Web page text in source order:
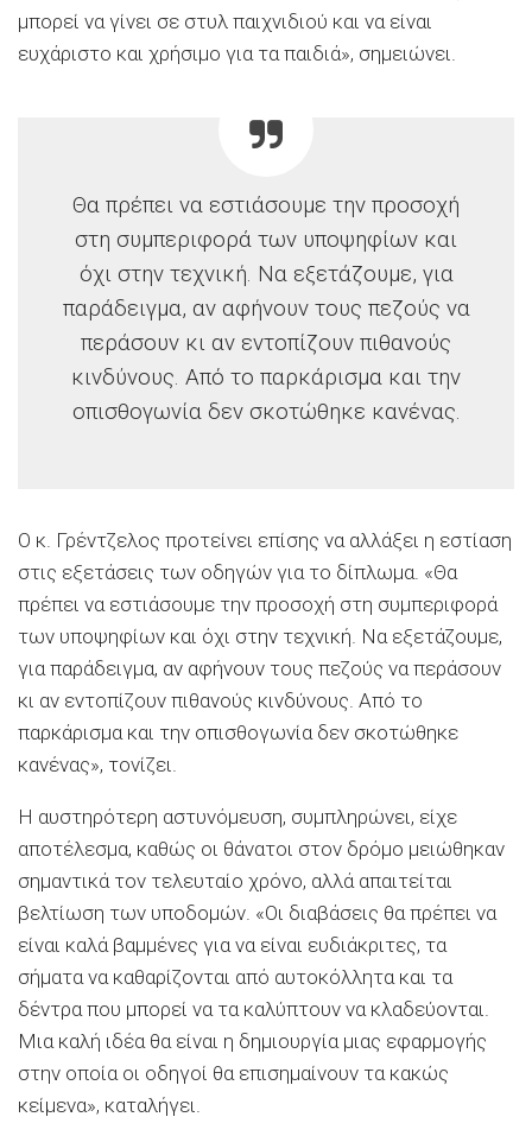
μπορεί να γίνει σε στυλ παιχνιδιού και να είναι
ευχάριστο και χρήσιμο για τα παιδιά», σημειώνει.
Θα πρέπει να εστιάσουμε την προσοχή
στη συμπεριφορά των υποψηφίων και
όχι στην τεχνική. Να εξετάζουμε, για
παράδειγμα, αν αφήνουν τους πεζούς να
περάσουν κι αν εντοπίζουν πιθανούς
κινδύνους. Από το παρκάρισμα και την
οπισθογωνία δεν σκοτώθηκε κανένας.
Ο κ. Γρέντζελος προτείνει επίσης να αλλάξει η εστίαση
στις εξετάσεις των οδηγών για το δίπλωμα. «Θα
πρέπει να εστιάσουμε την προσοχή στη συμπεριφορά
των υποψηφίων και όχι στην τεχνική. Να εξετάζουμε,
για παράδειγμα, αν αφήνουν τους πεζούς να περάσουν
κι αν εντοπίζουν πιθανούς κινδύνους. Από το
παρκάρισμα και την οπισθογωνία δεν σκοτώθηκε
κανένας», τονίζει.
Η αυστηρότερη αστυνόμευση, συμπληρώνει, είχε
αποτέλεσμα, καθώς οι θάνατοι στον δρόμο μειώθηκαν
σημαντικά τον τελευταίο χρόνο, αλλά απαιτείται
βελτίωση των υποδομών. «Οι διαβάσεις θα πρέπει να
είναι καλά βαμμένες για να είναι ευδιάκριτες, τα
σήματα να καθαρίζονται από αυτοκόλλητα και τα
δέντρα που μπορεί να τα καλύπτουν να κλαδεύονται.
Μια καλή ιδέα θα είναι η δημιουργία μιας εφαρμογής
στην οποία οι οδηγοί θα επισημαίνουν τα κακώς
κείμενα», καταλήγει.